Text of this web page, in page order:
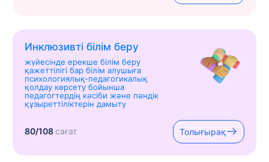
Инклюзивті білім беру
жүйесінде ерекше білім беру
қажеттілігі бар білім алушыға
психологиялық-педагогикалық
қолдау көрсету бойынша
педагогтердің кәсіби және пәндік
құзыреттіліктерін дамыту
80/108сағат Толығырақ